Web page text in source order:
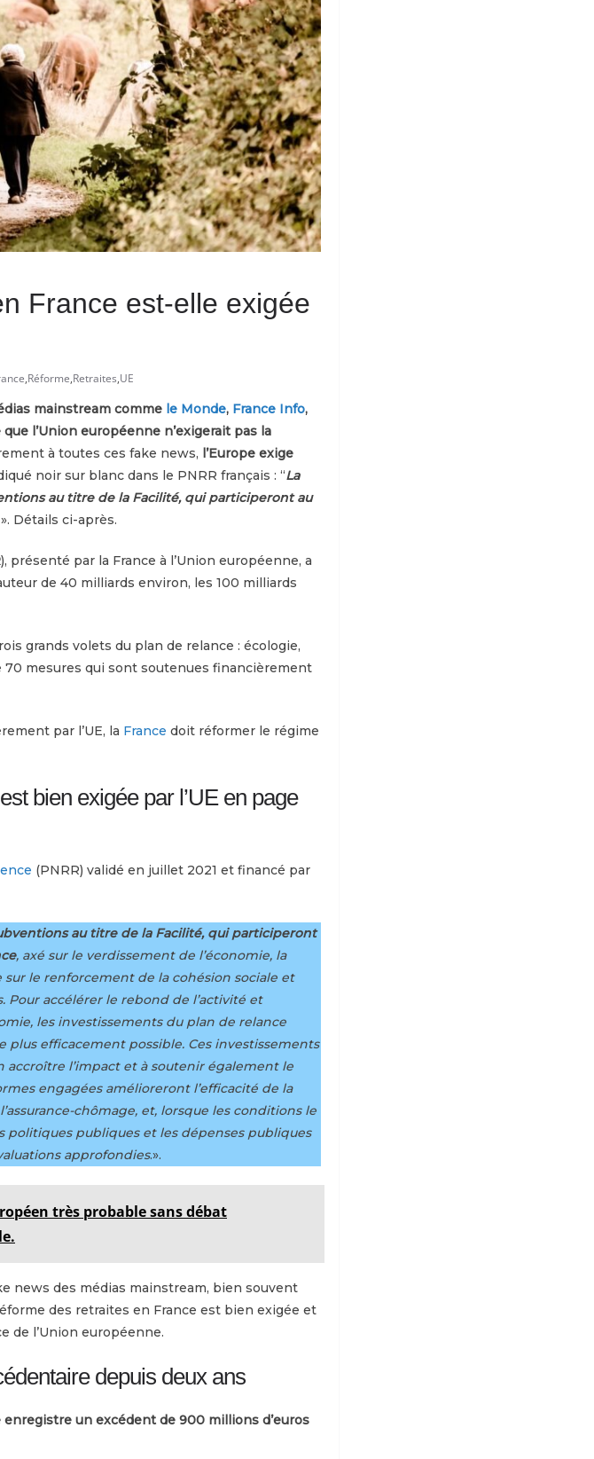
France est-elle exigée
,Réforme,Retraites,UE
mainstream comme le Monde, France Info,
l’Union européenne n’exigerait pas la
à toutes ces fake news, l’Europe exige
noir sur blanc dans le PNRR français : “La
au titre de la Facilité, qui participeront au
Détails ci-après.
), présenté par la France à l’Union européenne, a
de 40 milliards environ, les 100 milliards
grands volets du plan de relance : écologie,
mesures qui sont soutenues financièrement
par l’UE, la France doit réformer le régime
bien exigée par l’UE en page
(PNRR) validé en juillet 2021 et financé par
au titre de la Facilité, qui participeront
, axé sur le verdissement de l’économie, la
le renforcement de la cohésion sociale et
accélérer le rebond de l’activité et
les investissements du plan de relance
efficacement possible. Ces investissements
accroître l’impact et à soutenir également le
engagées amélioreront l’efficacité de la
chômage, et, lorsque les conditions le
politiques publiques et les dépenses publiques
approfondies.».
très probable sans débat
news des médias mainstream, bien souvent
des retraites en France est bien exigée et
de l’Union européenne.
depuis deux ans
un excédent de 900 millions d’euros